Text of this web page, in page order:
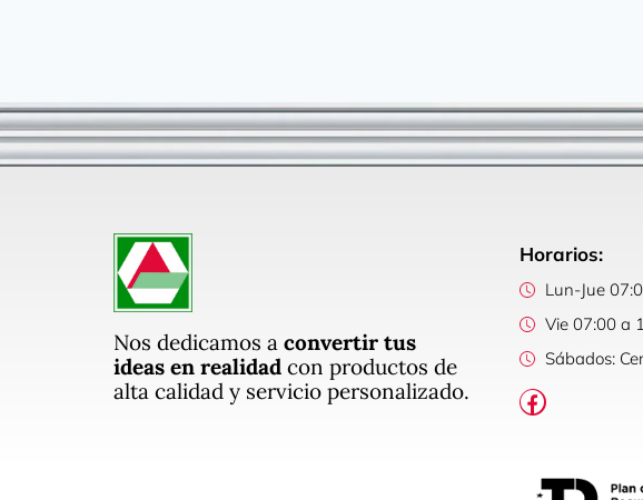
Nos dedicamos a convertir tus
ideas en realidad con productos de
alta calidad y servicio personalizado.
Horarios:
Lun-Jue
Vie 07:00 a
Sábados: